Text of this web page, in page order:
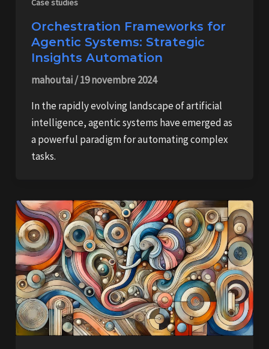
Case studies
Orchestration Frameworks for
Agentic Systems: Strategic
Insights Automation
mahoutai/19 novembre 2024
In the rapidly evolving landscape of artificial
intelligence, agentic systems have emerged as
a powerful paradigm for automating complex
tasks.